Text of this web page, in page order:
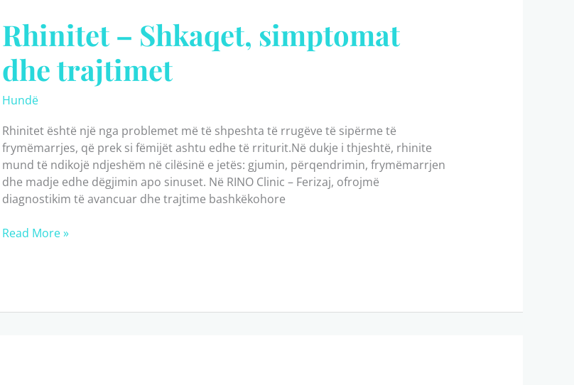
hequr?
Rhinitet – Shkaqet, simptomat
dhe trajtimet
Hundë
Rhinitet është një nga problemet më të shpeshta të rrugëve të sipërme të
frymëmarrjes, që prek si fëmijët ashtu edhe të rriturit.Në dukje i thjeshtë, rhinite
mund të ndikojë ndjeshëm në cilësinë e jetës: gjumin, përqendrimin, frymëmarrjen
dhe madje edhe dëgjimin apo sinuset. Në RINO Clinic – Ferizaj, ofrojmë
diagnostikim të avancuar dhe trajtime bashkëkohore
Rhinitet
trajtimet
Read More »